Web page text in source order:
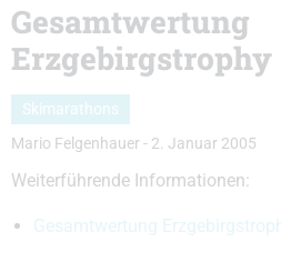
Gesamtwertung
Erzgebirgstrophy
Skimarathons
Mario Felgenhauer - 2. Januar 2005
Weiterführende Informationen:
Gesamtwertung